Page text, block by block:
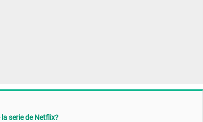
serie de Netflix?